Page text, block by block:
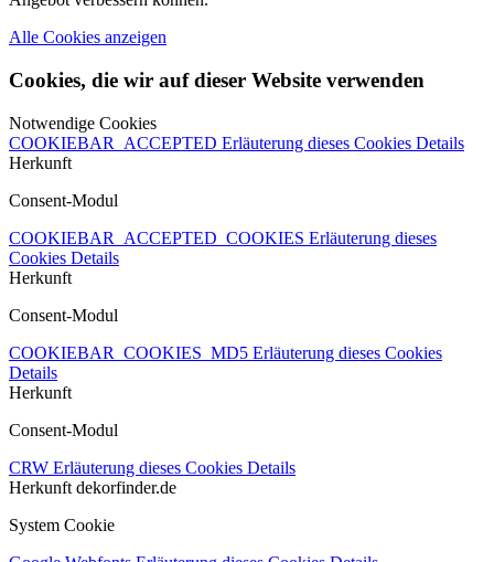
Alle Cookies anzeigen
Cookies, die wir auf dieser Website verwenden
Notwendige Cookies
COOKIEBAR_ACCEPTED Erläuterung dieses Cookies Details
Herkunft
Consent-Modul
COOKIEBAR_ACCEPTED_COOKIES Erläuterung dieses
Cookies Details
Herkunft
Consent-Modul
COOKIEBAR_COOKIES_MD5 Erläuterung dieses Cookies
Details
Herkunft
Consent-Modul
CRW Erläuterung dieses Cookies Details
Herkunft dekorfinder.de
System Cookie